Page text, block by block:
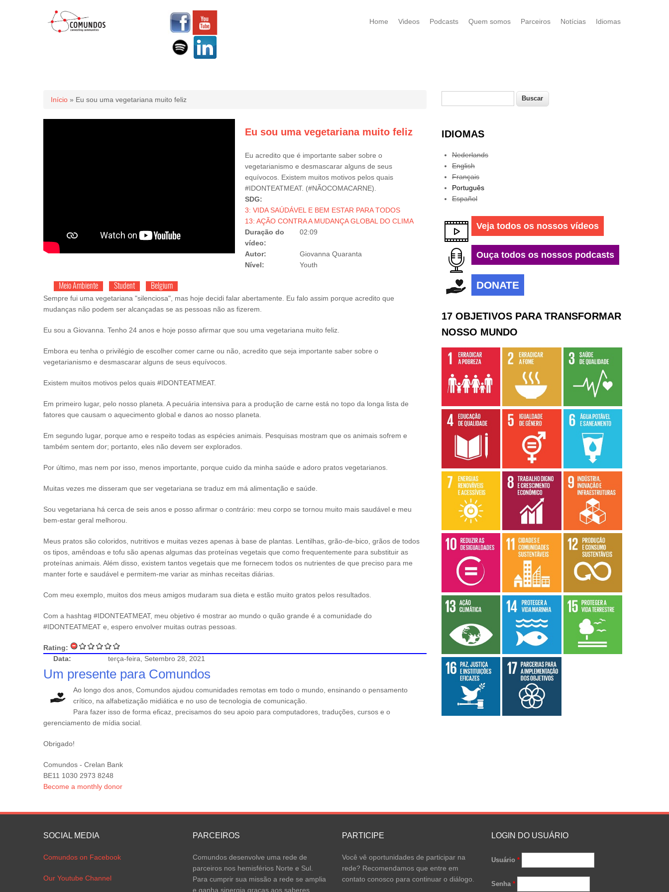
Home Videos Podcasts Quem somos Parceiros Notícias Idiomas
Você está aqui
Início » Eu sou uma vegetariana muito feliz
Eu sou uma vegetariana muito feliz
Eu acredito que é importante saber sobre o
vegetarianismo e desmascarar alguns de seus
equívocos. Existem muitos motivos pelos quais
#IDONTEATMEAT. (#NÃOCOMACARNE).
SDG:
3: VIDA SAÚDÁVEL E BEM ESTAR PARA TODOS
13: AÇÃO CONTRA A MUDANÇA GLOBAL DO CLIMA
Duração do
vídeo:
02:09
Autor:
Giovanna Quaranta
Nível:
Youth
Meio Ambiente Student
Belgium
Sempre fui uma vegetariana "silenciosa", mas hoje decidi falar abertamente. Eu falo assim porque acredito que
mudanças não podem ser alcançadas se as pessoas não as fizerem.
Eu sou a Giovanna. Tenho 24 anos e hoje posso afirmar que sou uma vegetariana muito feliz.
Embora eu tenha o privilégio de escolher comer carne ou não, acredito que seja importante saber sobre o
vegetarianismo e desmascarar alguns de seus equívocos.
Existem muitos motivos pelos quais #IDONTEATMEAT.
Em primeiro lugar, pelo nosso planeta. A pecuária intensiva para a produção de carne está no topo da longa lista de
fatores que causam o aquecimento global e danos ao nosso planeta.
Em segundo lugar, porque amo e respeito todas as espécies animais. Pesquisas mostram que os animais sofrem e
também sentem dor; portanto, eles não devem ser explorados.
Por último, mas nem por isso, menos importante, porque cuido da minha saúde e adoro pratos vegetarianos.
Muitas vezes me disseram que ser vegetariana se traduz em má alimentação e saúde.
Sou vegetariana há cerca de seis anos e posso afirmar o contrário: meu corpo se tornou muito mais saudável e meu
bem-estar geral melhorou.
Meus pratos são coloridos, nutritivos e muitas vezes apenas à base de plantas. Lentilhas, grão-de-bico, grãos de todos
os tipos, amêndoas e tofu são apenas algumas das proteínas vegetais que como frequentemente para substituir as
proteínas animais. Além disso, existem tantos vegetais que me fornecem todos os nutrientes de que preciso para me
manter forte e saudável e permitem-me variar as minhas receitas diárias.
Com meu exemplo, muitos dos meus amigos mudaram sua dieta e estão muito gratos pelos resultados.
Com a hashtag #IDONTEATMEAT, meu objetivo é mostrar ao mundo o quão grande é a comunidade do
#IDONTEATMEAT e, espero envolver muitas outras pessoas.
Rating:
Data:
terça-feira, Setembro 28, 2021
Um presente para Comundos
Ao longo dos anos, Comundos ajudou comunidades remotas em todo o mundo, ensinando o pensamento
crítico, na alfabetização midiática e no uso de tecnologia de comunicação.
Para fazer isso de forma eficaz, precisamos do seu apoio para computadores, traduções, cursos e o
gerenciamento de mídia social.
Obrigado!
Comundos - Crelan Bank
BE11 1030 2973 8248
Become a monthly donor
Formulário de busca
IDIOMAS
Nederlands
English
Français
Português
Español
Veja todos os nossos vídeos
Ouça todos os nossos podcasts
DONATE
17 OBJETIVOS PARA TRANSFORMAR
NOSSO MUNDO
SOCIAL MEDIA
Comundos on Facebook
Our Youtube Channel
PARCEIROS
Comundos desenvolve uma rede de
parceiros nos hemisférios Norte e Sul.
Para cumprir sua missão a rede se amplia
e ganha sinergia graças aos saberes
PARTICIPE
Você vê oportunidades de participar na
rede? Recomendamos que entre em
contato conosco para continuar o diálogo.
LOGIN DO USUÁRIO
Usuário *
Senha *